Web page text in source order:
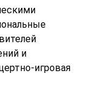
и
игровая